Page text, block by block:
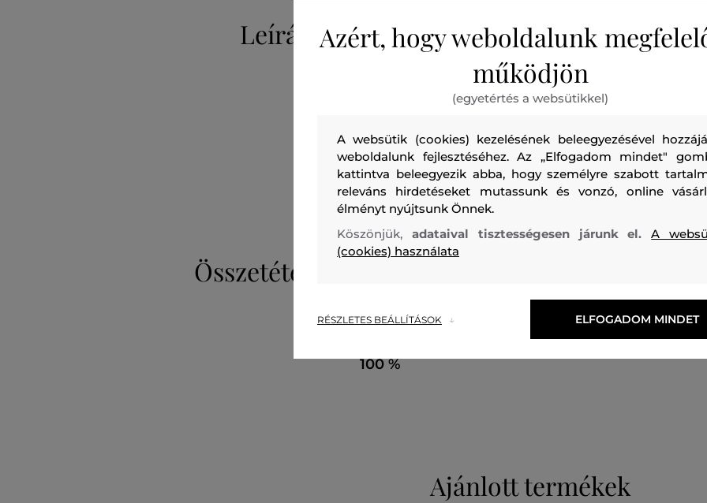
Leírás
Kerek nyakú, rövid ujjú gyerek póló. A monokróm dizájn
nyaknál, a mellkason található, kontrasztos kialakítású,
nyomattal egészül ki. A 100% prémium minőségű pamut
szellősséget, maximális viselési kényelmet és könnyű
Tökéletesen stílusos darab mindennapi viseletre.
Szezon: FW22
Összetétel
felső anyag
100 %
Ajánlott termékek
Azért, hogy weboldalunk
működjön
(egyetértés a websütikkel)
A websütik (cookies) kezelésének beleegyezésével
weboldalunk fejlesztéséhez. Az „Elfogadom mindet"
kattintva beleegyezik abba, hogy személyre szabott
releváns hirdetéseket mutassunk és vonzó, online
élményt nyújtsunk Önnek.
Köszönjük, adataival tisztességesen járunk el.A
(cookies) használata
RÉSZLETES BEÁLLÍTÁSOK ELFOGADOM MINDET